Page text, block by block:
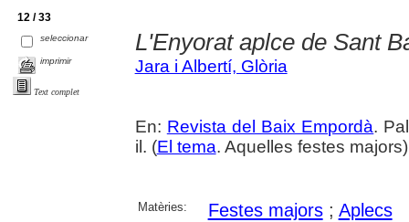
12 / 33
seleccionar
imprimir
Text complet
L'Enyorat aplce de Sant
Jara i Albertí, Glòria
En: Revista del Baix Empordà.
il. (El tema. Aquelles festes
Matèries: Festes majors; Aplecs